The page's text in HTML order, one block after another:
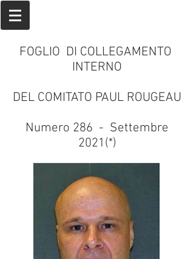
FOGLIO DI COLLEGAMENTO
INTERNO
DEL COMITATO PAUL ROUGEAU
Numero 286 - Settembre
2021(*)